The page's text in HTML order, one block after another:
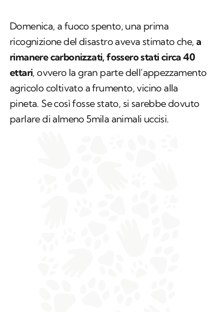
Domenica, a fuoco spento, una prima
ricognizione del disastro aveva stimato che, a
rimanere carbonizzati, fossero stati circa 40
ettari, ovvero la gran parte dell’appezzamento
agricolo coltivato a frumento, vicino alla
pineta. Se così fosse stato, si sarebbe dovuto
parlare di almeno 5mila animali uccisi.